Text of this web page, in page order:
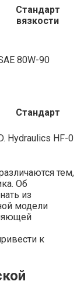
Стандарт
вязкости
80W-90
Стандарт
D. Hydraulics HF-0
тем,
Об
из
модели
к